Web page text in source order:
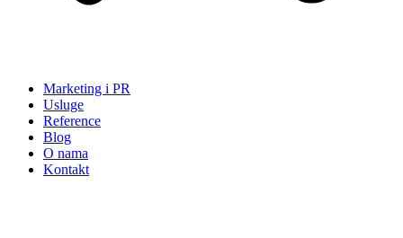
Marketing i PR
Usluge
Reference
Blog
O nama
Kontakt